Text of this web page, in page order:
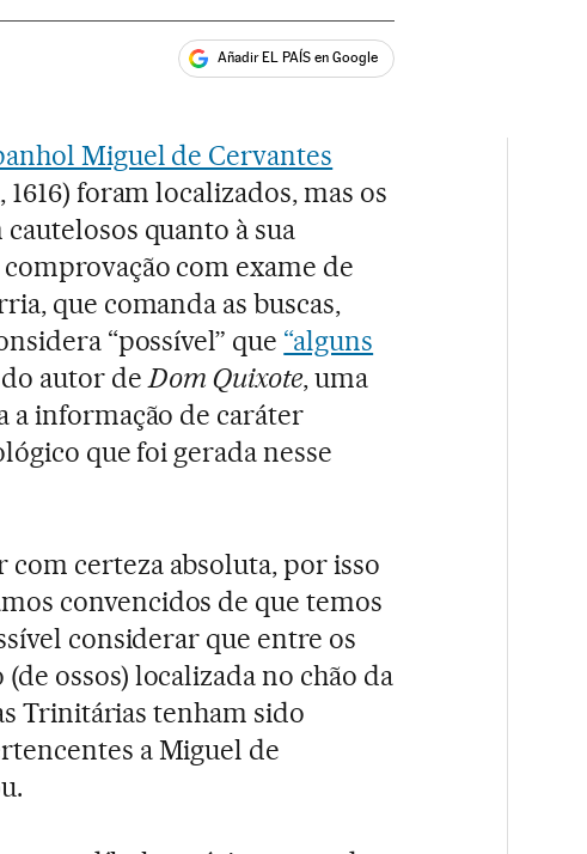
Añadir EL PAÍS en Google
Miguel de Cervantes
foram localizados, mas os
quanto à sua
com exame de
que comanda as buscas,
“possível” que “alguns
autor deDom Quixote, uma
a informação de caráter
que foi gerada nesse
com certeza absoluta, por isso
convencidos de que temos
considerar que entre os
ossos) localizada no chão da
Trinitárias tenham sido
a Miguel de